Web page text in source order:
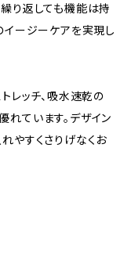
り返しても機能は持
イージーケアを実現し
レッチ、吸水速乾の
ています。デザイン
やすくさりげなくお